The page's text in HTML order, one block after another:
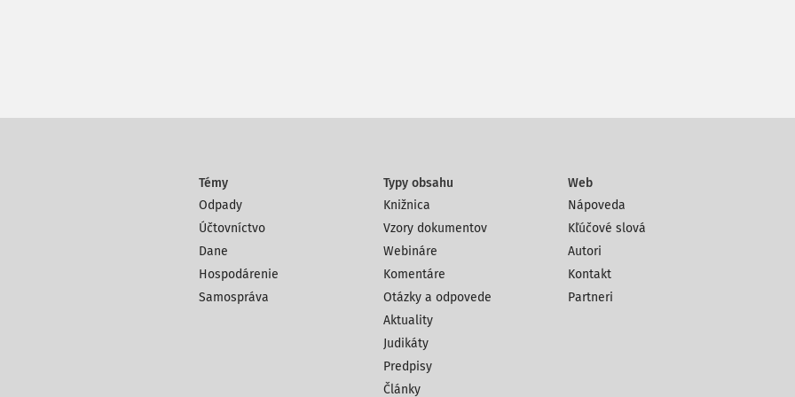
Témy
Odpady
Účtovníctvo
Dane
Hospodárenie
Samospráva
Typy obsahu
Knižnica
Vzory dokumentov
Webináre
Komentáre
Otázky a odpovede
Aktuality
Judikáty
Predpisy
Články
Web
Nápoveda
Kľúčové slová
Autori
Kontakt
Partneri